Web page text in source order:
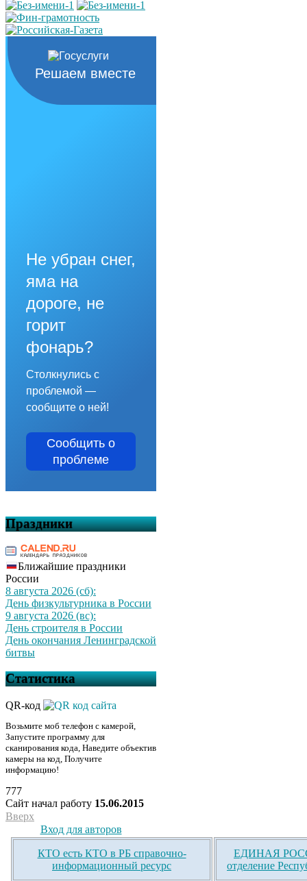
Решаем вместе
Не убран снег,
яма на
дороге, не
горит
фонарь?
Столкнулись с
проблемой —
сообщите о ней!
Сообщить о
проблеме
Праздники
Ближайшие праздники
России
8 августа 2026 (сб):
День физкультурника в России
9 августа 2026 (вс):
День строителя в России
День окончания Ленинградской
битвы
Статистика
QR-код
Возьмите моб телефон с камерой,
Запустите программу для
сканирования кода, Наведите объектив
камеры на код, Получите
информацию!
777
Сайт начал работу 15.06.2015
Вверх
Вход для авторов
КТО есть КТО в РБ справочно-
информационный ресурс
ЕДИНАЯ
отделение